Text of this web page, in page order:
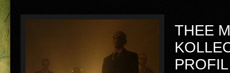
THEE
PROFIL